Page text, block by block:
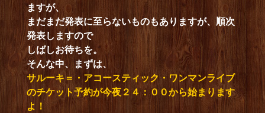
ますが、
まだまだ発表に至らないものもありますが、順次
発表しますので
しばしお待ちを。
そんな中、まずは、
サルーキ＝・アコースティック・ワンマンライブ
のチケット予約が今夜２４：００から始まります
よ！